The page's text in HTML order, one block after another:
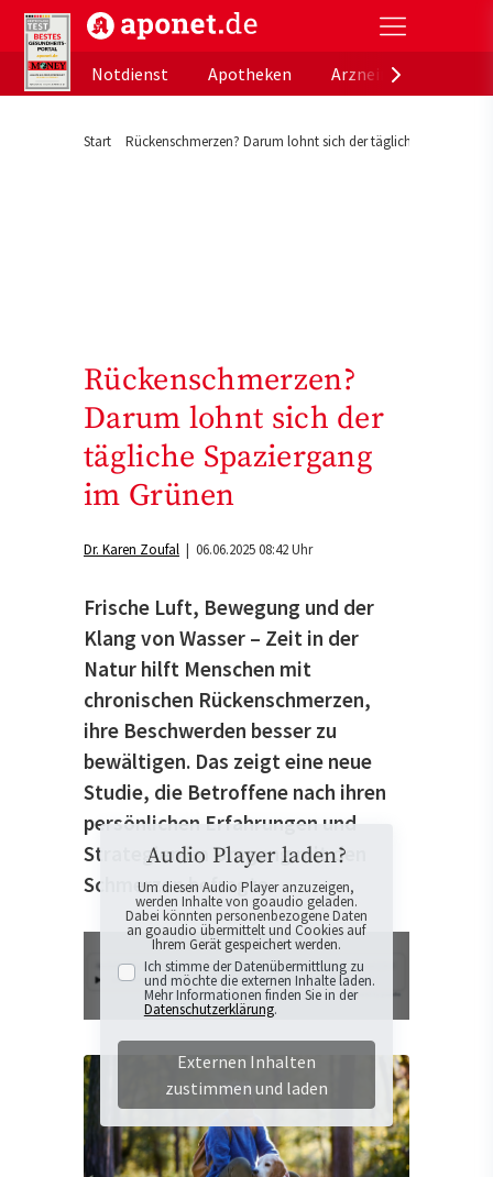
aponet.de - Das offizielle Gesundheitsportal der
Notdienst
Apotheken
Start Rückenschmerzen? Darum lohnt sich der tägliche
Rückenschmerzen?
Darum lohnt sich der
tägliche Spaziergang
im Grünen
Dr. Karen Zoufal | 06.06.2025 08:42 Uhr
Frische Luft, Bewegung und der
Klang von Wasser – Zeit in der
Natur hilft Menschen mit
chronischen Rückenschmerzen,
ihre Beschwerden besser zu
bewältigen. Das zeigt eine neue
Studie, die Betroffene nach ihren
persönlichen Erfahrungen und
Strategien im Umgang mit den
Schmerzen befragte.
Audio Player laden?
Um diesen Audio Player anzuzeigen,
werden Inhalte von goaudio geladen.
Dabei könnten personenbezogene Daten
an goaudio übermittelt und Cookies auf
Ihrem Gerät gespeichert werden.
Ich stimme der Datenübermittlung zu
und möchte die externen Inhalte laden.
Mehr Informationen finden Sie in der
Datenschutzerklärung.
Externen Inhalten
zustimmen und laden